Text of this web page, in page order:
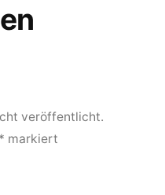
veröffentlicht.
* markiert